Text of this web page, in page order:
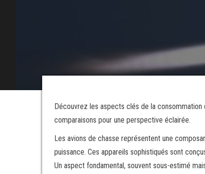
Découvrez les aspects clés de la
comparaisons pour une perspective éclairée.
Les avions de chasse représentent une
puissance. Ces appareils sophistiqués sont
Un aspect fondamental, souvent sous-estimé